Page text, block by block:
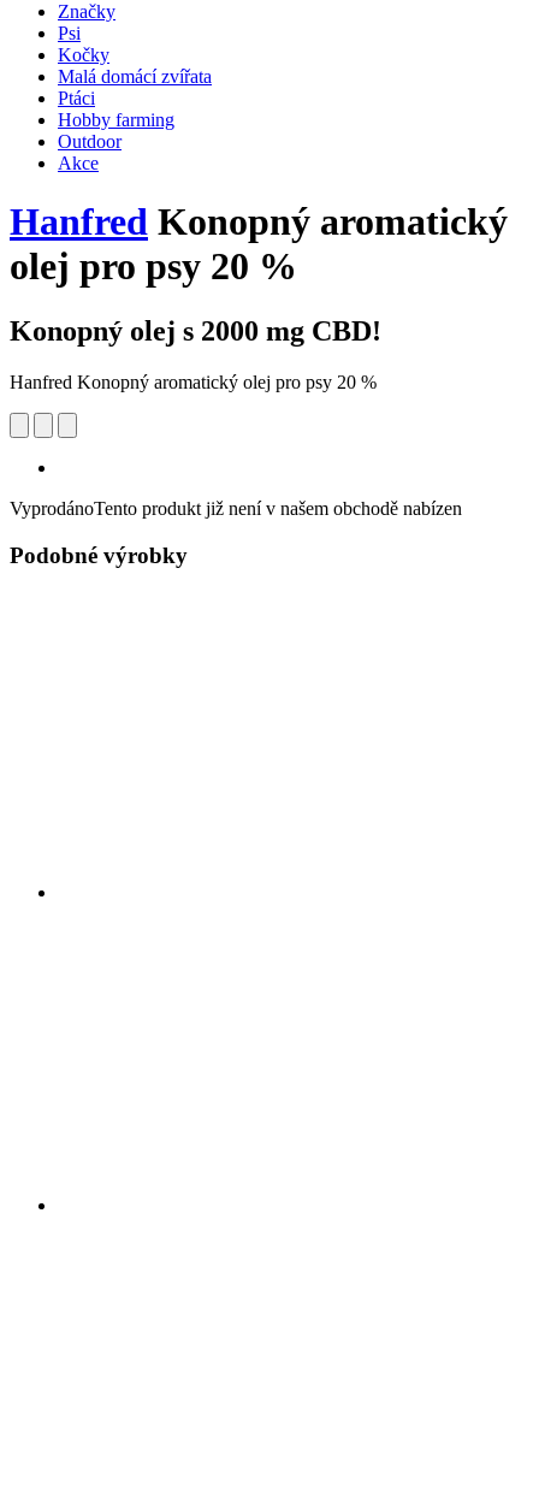
Značky
Psi
Kočky
Malá domácí zvířata
Ptáci
Hobby farming
Outdoor
Akce
Hanfred Konopný aromatický
olej pro psy 20 %
Konopný olej s 2000 mg CBD!
Hanfred Konopný aromatický olej pro psy 20 %
VyprodánoTento produkt již není v našem obchodě nabízen
Podobné výrobky